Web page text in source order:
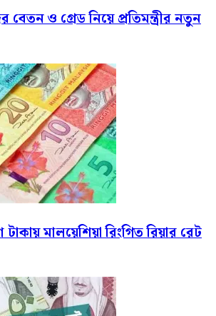
বেতন ও গ্রেড নিয়ে প্রতিমন্ত্রীর নতুন
মালয়েশিয়া রিংগিত রিয়ার রেট